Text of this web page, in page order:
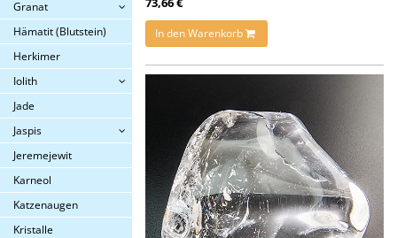
Granat
Hämatit (Blutstein)
Herkimer
Iolith
Jade
Jaspis
Jeremejewit
Karneol
Katzenaugen
Kristalle
In den Warenkorb